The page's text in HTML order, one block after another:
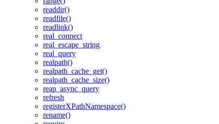
readdir()
readfile()
readlink()
real_connect
real_escape_string
real_query
realpath()
realpath_cache_get()
realpath_cache_size()
reap_async_query
refresh
registerXPathNamespace()
rename()